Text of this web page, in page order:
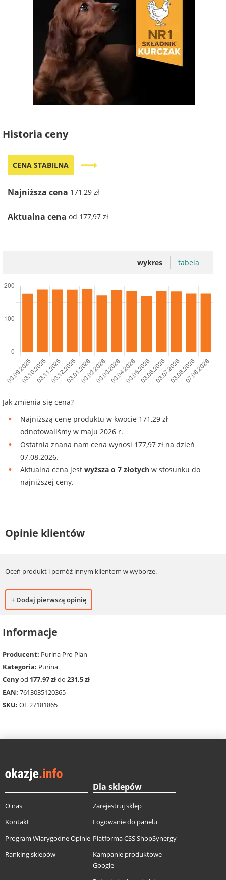
Historia ceny
CENA STABILNA trending_flat
Najniższa cena 171,29 zł
Aktualna cena od 177,97 zł
wykres tabela
Jak zmienia się cena?
Najniższą cenę produktu w kwocie 171,29 zł
odnotowaliśmy w maju 2026 r.
Ostatnia znana nam cena wynosi 177,97 zł na dzień
07.08.2026.
Aktualna cena jest wyższa o 7 złotych w stosunku do
najniższej ceny.
Opinie klientów
Oceń produkt i pomóż innym klientom w wyborze.
+ Dodaj pierwszą opinię
Informacje
Producent: Purina Pro Plan
Kategoria: Purina
Cenyod 177.97 złdo 231.5 zł
EAN: 7613035120365
SKU: OI_27181865
O nas
Kontakt
Program Wiarygodne Opinie
Ranking sklepów
Dla sklepów
Zarejestruj sklep
Logowanie do panelu
Platforma CSS ShopSynergy
Kampanie produktowe
Google